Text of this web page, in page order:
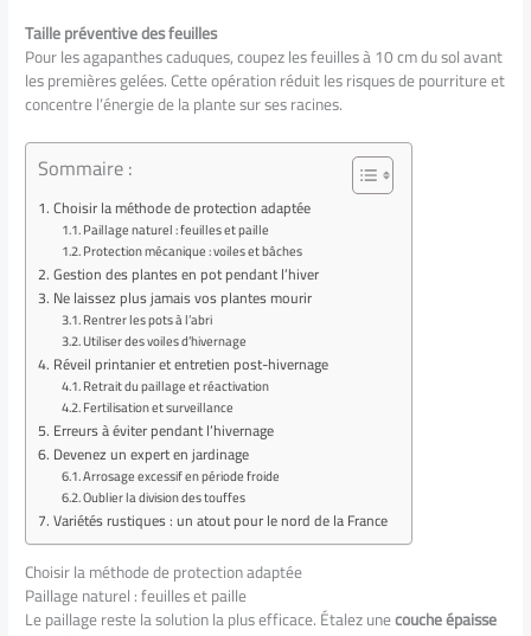
Taille préventive des feuilles
Pour les agapanthes caduques, coupez les feuilles à 10 cm du sol avant
les premières gelées. Cette opération réduit les risques de pourriture et
concentre l’énergie de la plante sur ses racines.
Sommaire :
Choisir la méthode de protection adaptée
Paillage naturel : feuilles et paille
Protection mécanique : voiles et bâches
Gestion des plantes en pot pendant l’hiver
Ne laissez plus jamais vos plantes mourir
Rentrer les pots à l’abri
Utiliser des voiles d’hivernage
Réveil printanier et entretien post-hivernage
Retrait du paillage et réactivation
Fertilisation et surveillance
Erreurs à éviter pendant l’hivernage
Devenez un expert en jardinage
Arrosage excessif en période froide
Oublier la division des touffes
Variétés rustiques : un atout pour le nord de la France
Choisir la méthode de protection adaptée
Paillage naturel : feuilles et paille
Le paillage reste la solution la plus efficace. Étalez unecouche épaisse